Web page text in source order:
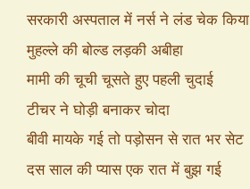
सरकारी अस्पताल में नर्स ने लंड चेक किया
मुहल्ले की बोल्ड लड़की अबीहा
मामी की चूची चूसते हुए पहली चुदाई
टीचर ने घोड़ी बनाकर चोदा
बीवी मायके गई तो पड़ोसन से रात भर सेट
दस साल की प्यास एक रात में बुझ गई